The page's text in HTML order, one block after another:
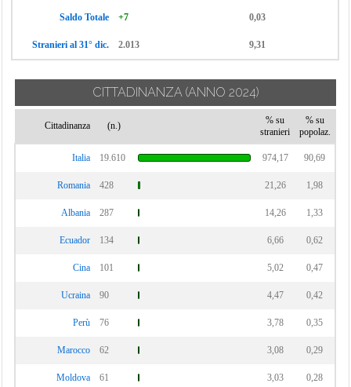
Saldo Totale +7 0,03
Stranieri al 31° dic. 2.013 9,31
CITTADINANZA (ANNO 2024)
Cittadinanza (n.)
% su
stranieri
% su
popolaz.
Italia 19.610 974,17 90,69
Romania 428 21,26 1,98
Albania 287 14,26 1,33
Ecuador 134 6,66 0,62
Cina 101 5,02 0,47
Ucraina 90 4,47 0,42
Perù 76 3,78 0,35
Marocco 62 3,08 0,29
Moldova 61 3,03 0,28